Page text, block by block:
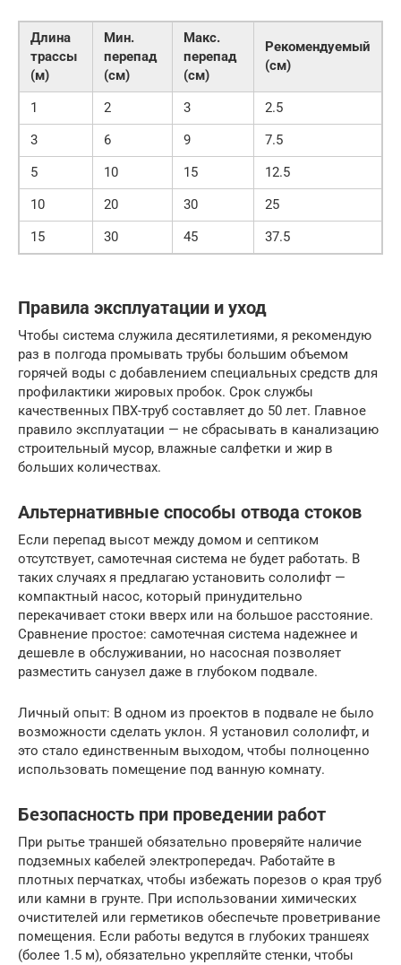
Длина
трассы
(м)
Мин.
перепад
(см)
Макс.
перепад
(см)
Рекомендуемый
(см)
1 2 3
2.5
3
6 9
7.5
5
10 15
12.5
10
20 30
25
15
30 45 37.5
Правила эксплуатации и уход
Чтобы система служила десятилетиями, я рекомендую
раз в полгода промывать трубы большим объемом
горячей воды с добавлением специальных средств для
профилактики жировых пробок. Срок службы
качественных ПВХ-труб составляет до 50 лет. Главное
правило эксплуатации — не сбрасывать в канализацию
строительный мусор, влажные салфетки и жир в
больших количествах.
Альтернативные способы отвода стоков
Если перепад высот между домом и септиком
отсутствует, самотечная система не будет работать. В
таких случаях я предлагаю установить сололифт —
компактный насос, который принудительно
перекачивает стоки вверх или на большое расстояние.
Сравнение простое: самотечная система надежнее и
дешевле в обслуживании, но насосная позволяет
разместить санузел даже в глубоком подвале.
Личный опыт: В одном из проектов в подвале не было
возможности сделать уклон. Я установил сололифт, и
это стало единственным выходом, чтобы полноценно
использовать помещение под ванную комнату.
Безопасность при проведении работ
При рытье траншей обязательно проверяйте наличие
подземных кабелей электропередач. Работайте в
плотных перчатках, чтобы избежать порезов о края труб
или камни в грунте. При использовании химических
очистителей или герметиков обеспечьте проветривание
помещения. Если работы ведутся в глубоких траншеях
(более 1.5 м), обязательно укрепляйте стенки, чтобы